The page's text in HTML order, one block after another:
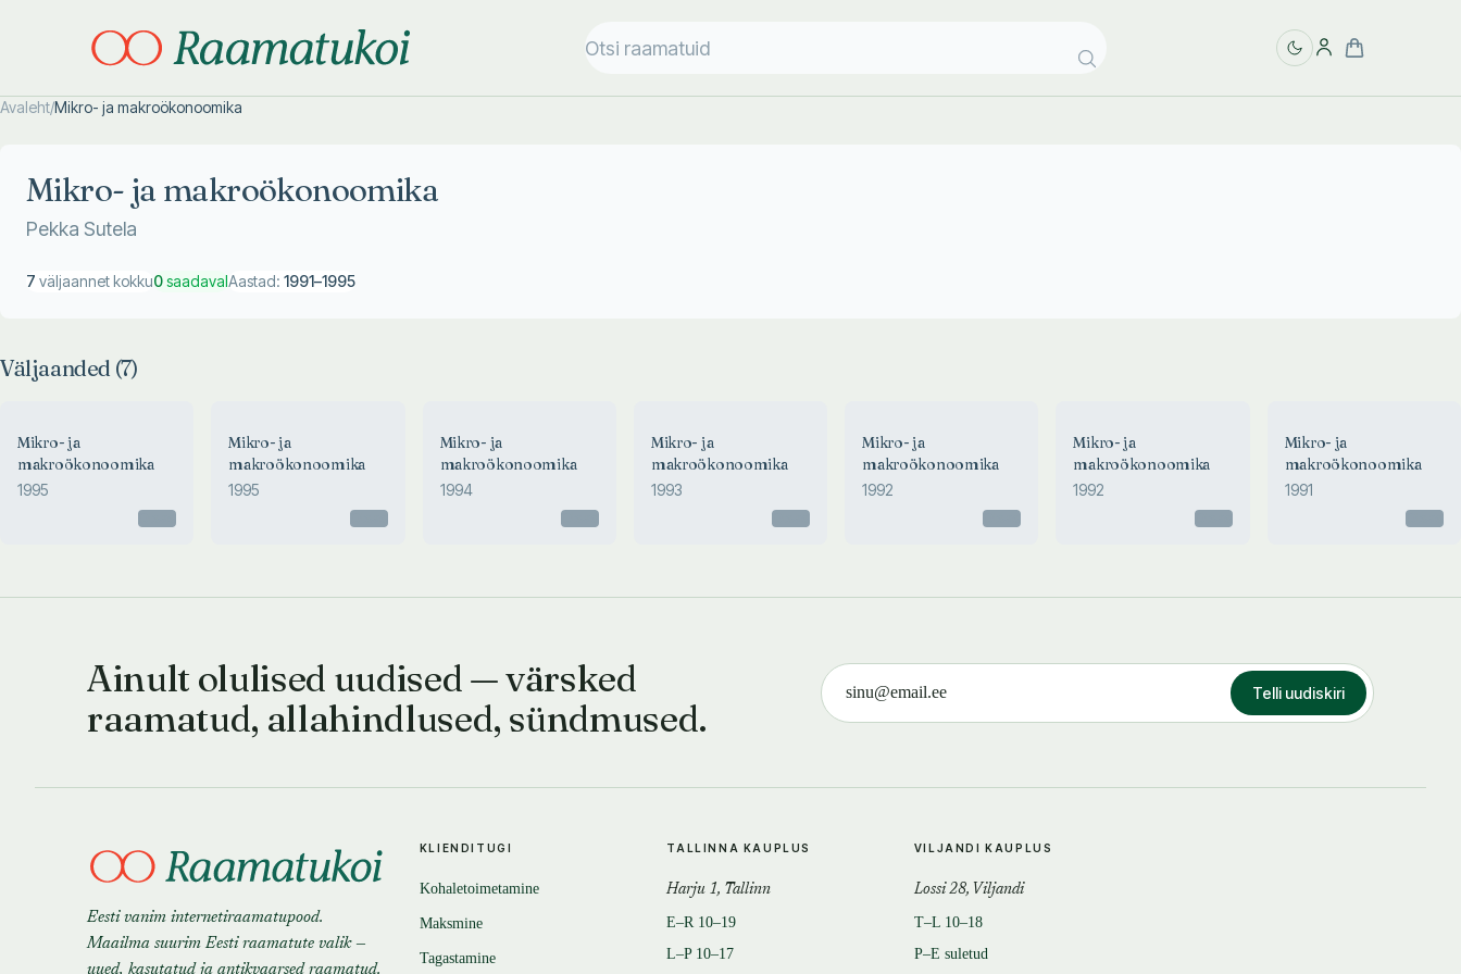
Avaleht/Mikro- ja makroökonoomika
Mikro- ja makroökonoomika
Pekka Sutela
7 väljaannet kokku0saadavalAastad: 1991–1995
Väljaanded (7)
Mikro- ja
makroökonoomika
1995
Mikro- ja
makroökonoomika
1995
Mikro- ja
makroökonoomika
1994
Mikro- ja
makroökonoomika
1993
Mikro- ja
makroökonoomika
1992
Mikro- ja
makroökonoomika
1992
Mikro- ja
makroökonoomika
1991
Ainult olulised uudised — värsked
raamatud, allahindlused, sündmused.
Telli uudiskiri
Eesti vanim internetiraamatupood.
Maailma suurim Eesti raamatute valik —
uued, kasutatud ja antikvaarsed raamatud.
KLIENDITUGI
Kohaletoimetamine
Maksmine
Tagastamine
TALLINNA KAUPLUS
Harju 1, Tallinn
E–R 10–19
L–P 10–17
VILJANDI KAUPLUS
Lossi 28, Viljandi
T–L 10–18
P–E suletud